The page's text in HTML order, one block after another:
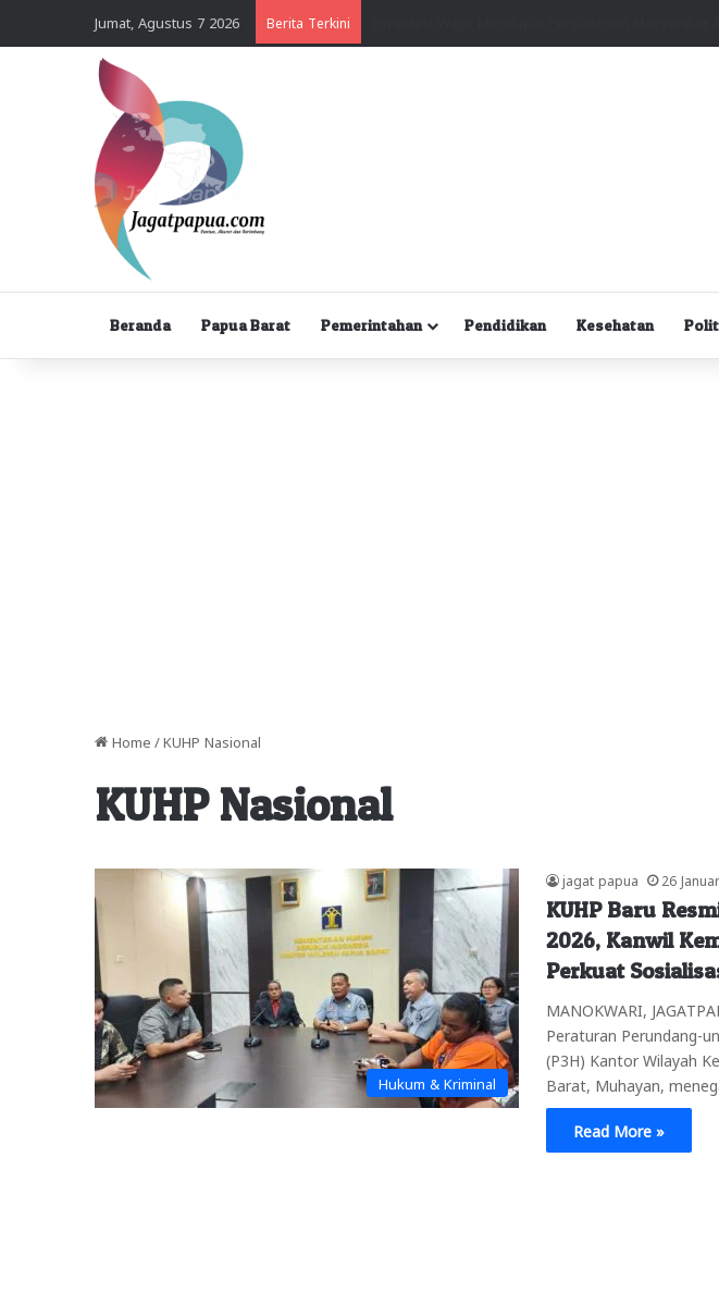
Jumat, Agustus 7 2026 Berita Terkini
Beranda Papua Barat Pemerintahan Pendidikan Kesehatan
Home / KUHP Nasional
KUHP Nasional
Hukum & Kriminal
jagat papua 26
KUHP Baru
2026, Kanwil
Perkuat
MANOKWARI,
Peraturan Perundang-
(P3H) Kantor Wilayah
Barat, Muhayan,
Read More »